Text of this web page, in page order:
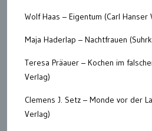
Wolf Haas – Eigentum (Carl Hanser
Maja Haderlap – Nachtfrauen
Teresa Präauer – Kochen im
Verlag)
Clemens J. Setz – Monde vor der
Verlag)